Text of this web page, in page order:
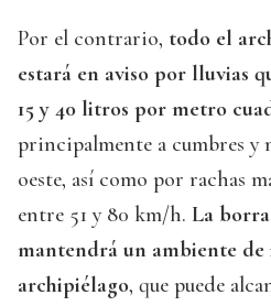
Por el contrario, todo el
estará en aviso por lluvias
15 y 40 litros por metro
principalmente a cumbres y
oeste, así como por rachas
entre 51 y 80 km/h. La
mantendrá un ambiente
archipiélago, que puede